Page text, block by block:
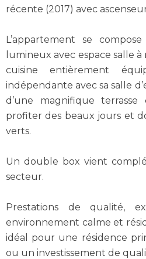
récente (2017) avec
L’appartement se
lumineux avec espace salle
cuisine entièrement
indépendante avec sa salle
d’une magnifique
profiter des beaux jours et
verts.
Un double box vient
secteur.
Prestations de qualité,
environnement calme et
idéal pour une résidence
ou un investissement de